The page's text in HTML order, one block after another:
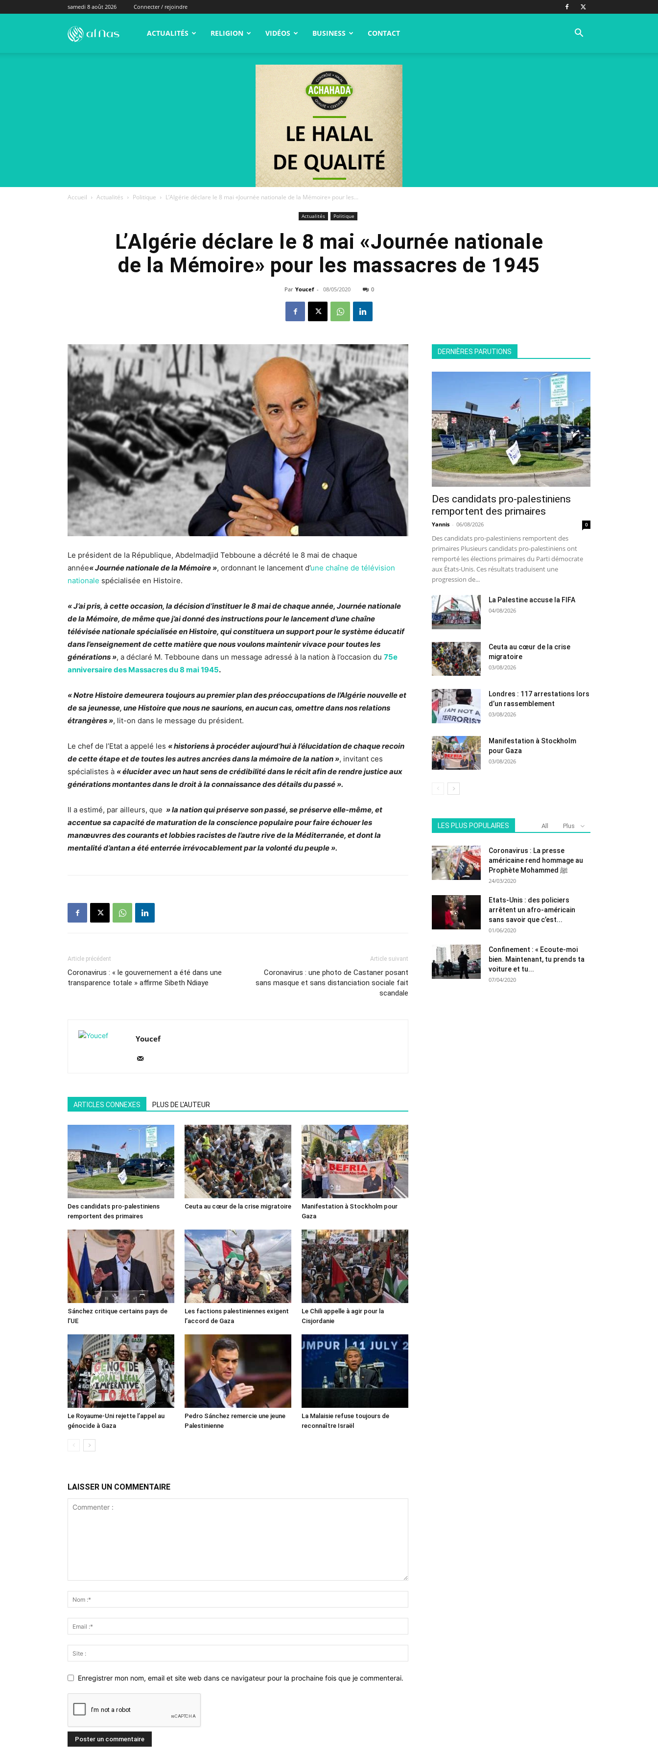
samedi 8 août 2026 Connecter / rejoindre
alNas.fr ACTUALITÉS RELIGION VIDÉOS BUSINESS CONTACT
Accueil Actualités Politique L’Algérie déclare le 8 mai «Journée nationale de la Mémoire» pour les...
Actualités Politique
L’Algérie déclare le 8 mai «Journée nationale
de la Mémoire» pour les massacres de 1945
Par Youcef - 08/05/2020 0
Le président de la République, Abdelmadjid Tebboune a décrété le 8 mai de chaque
année« Journée nationale de la Mémoire », ordonnant le lancement d’une chaîne de télévision
nationale spécialisée en Histoire.
« J’ai pris, à cette occasion, la décision d’instituer le 8 mai de chaque année, Journée nationale
de la Mémoire, de même que j’ai donné des instructions pour le lancement d’une chaîne
télévisée nationale spécialisée en Histoire, qui constituera un support pour le système éducatif
dans l’enseignement de cette matière que nous voulons maintenir vivace pour toutes les
générations », a déclaré M. Tebboune dans un message adressé à la nation à l’occasion du 75e
anniversaire des Massacres du 8 mai 1945.
« Notre Histoire demeurera toujours au premier plan des préoccupations de l’Algérie nouvelle et
de sa jeunesse, une Histoire que nous ne saurions, en aucun cas, omettre dans nos relations
étrangères », lit-on dans le message du président.
Le chef de l’Etat a appelé les « historiens à procéder aujourd’hui à l’élucidation de chaque recoin
de cette étape et de toutes les autres ancrées dans la mémoire de la nation », invitant ces
spécialistes à « élucider avec un haut sens de crédibilité dans le récit afin de rendre justice aux
générations montantes dans le droit à la connaissance des détails du passé ».
Il a estimé, par ailleurs, que » la nation qui préserve son passé, se préserve elle-même, et
accentue sa capacité de maturation de la conscience populaire pour faire échouer les
manœuvres des courants et lobbies racistes de l’autre rive de la Méditerranée, et dont la
mentalité d’antan a été enterrée irrévocablement par la volonté du peuple ».
Article précédent
Coronavirus : « le gouvernement a été dans une
transparence totale » affirme Sibeth Ndiaye
Article suivant
Coronavirus : une photo de Castaner posant
sans masque et sans distanciation sociale fait
scandale
Youcef
ARTICLES CONNEXES PLUS DE L'AUTEUR
Des candidats pro-palestiniens
remportent des primaires
Ceuta au cœur de la crise migratoire
Manifestation à Stockholm pour
Gaza
Sánchez critique certains pays de
l’UE
Les factions palestiniennes exigent
l’accord de Gaza
Le Chili appelle à agir pour la
Cisjordanie
Le Royaume-Uni rejette l’appel au
génocide à Gaza
Pedro Sánchez remercie une jeune
Palestinienne
La Malaisie refuse toujours de
reconnaître Israël
LAISSER UN COMMENTAIRE
Enregistrer mon nom, email et site web dans ce navigateur pour la prochaine fois que je commenterai.
DERNIÈRES PARUTIONS
Des candidats pro-palestiniens
remportent des primaires
Yannis - 06/08/2026 0
Des candidats pro-palestiniens remportent des
primaires Plusieurs candidats pro-palestiniens ont
remporté les élections primaires du Parti démocrate
aux États-Unis. Ces résultats traduisent une
progression de...
La Palestine accuse la FIFA
04/08/2026
Ceuta au cœur de la crise
migratoire
03/08/2026
Londres : 117 arrestations lors
d’un rassemblement
03/08/2026
Manifestation à Stockholm
pour Gaza
03/08/2026
LES PLUS POPULAIRES All Plus
Coronavirus : La presse
américaine rend hommage au
Prophète Mohammed ﷺ
24/03/2020
Etats-Unis : des policiers
arrêtent un afro-américain
sans savoir que c’est...
01/06/2020
Confinement : « Ecoute-moi
bien. Maintenant, tu prends ta
voiture et tu...
07/04/2020